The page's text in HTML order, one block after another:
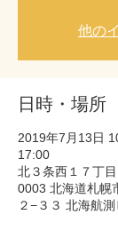
他の
日時・場所
2019年7月13日
17:00
北３条西１７丁
0003 北海道札幌
２−３３ 北海航